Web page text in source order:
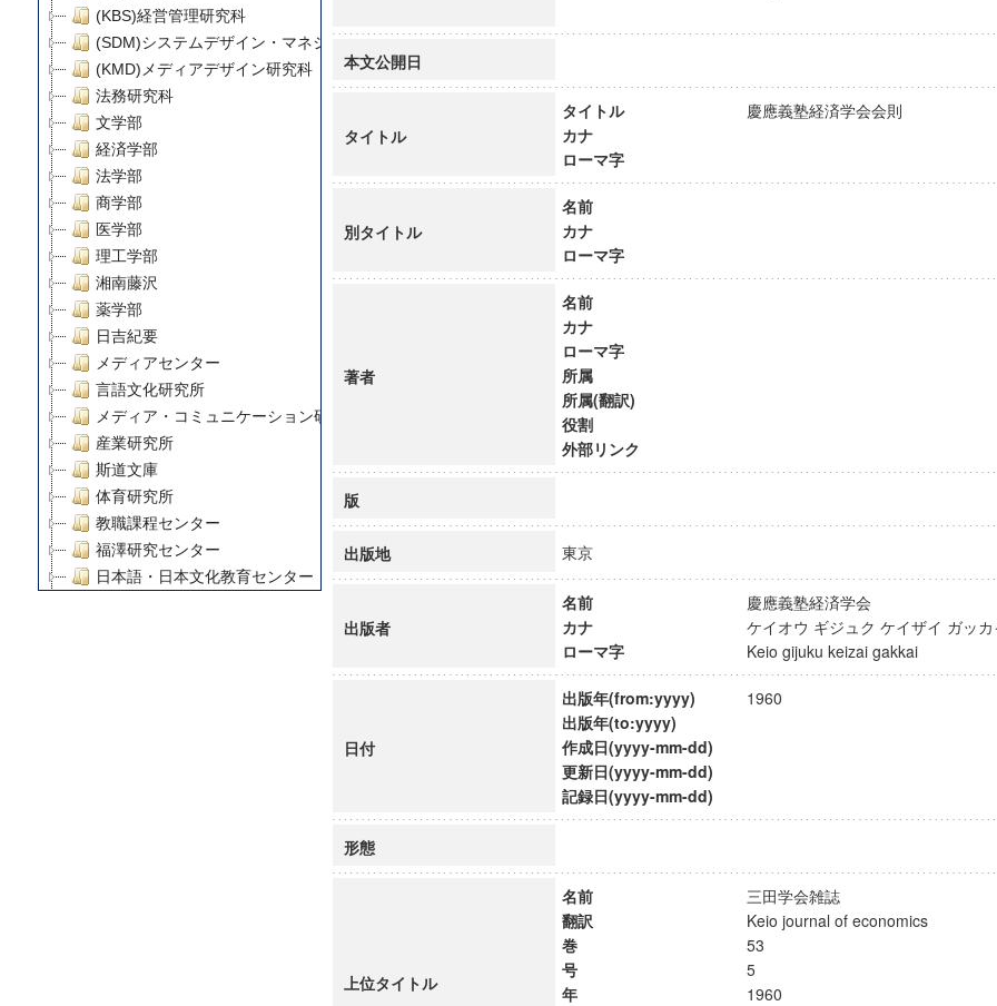
(KBS)経営管理研究科
(SDM)システムデザイン・マネジメント研究科
(KMD)メディアデザイン研究科
法務研究科
文学部
経済学部
法学部
商学部
医学部
理工学部
湘南藤沢
薬学部
日吉紀要
メディアセンター
言語文化研究所
メディア・コミュニケーション研究所
産業研究所
斯道文庫
体育研究所
教職課程センター
福澤研究センター
日本語・日本文化教育センター
慶應義塾大学グローバルCOEプログラム市民社会ガバナンス教育研究センター
慶應義塾大学グローバルCOEプログラム論理と感性の先端的教育研究拠点
博士課程教育リーディングプログラム「超成熟社会発展のサイエンス」
本文公開日
タイトル
タイトル
慶應義塾経済学会会則
カナ
ローマ字
別タイトル
名前
カナ
ローマ字
著者
名前
カナ
ローマ字
所属
所属(翻訳)
役割
外部リンク
版
出版地 東京
出版者
名前
慶應義塾経済学会
カナ
ケイオウ ギジュク ケイザイ ガ
ローマ字
Keio gijuku keizai gakkai
日付
出版年(from:yyyy)
1960
出版年(to:yyyy)
作成日(yyyy-mm-dd)
更新日(yyyy-mm-dd)
記録日(yyyy-mm-dd)
形態
上位タイトル
名前
三田学会雑誌
翻訳
Keio journal of economics
巻
53
号
5
年
1960